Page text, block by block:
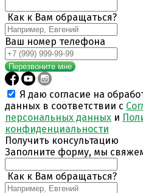
Как к Вам обращаться?
Ваш номер телефона
Перезвоните мне
Я даю согласие на
данных в соответствии с
персональных данных и
конфиденциальности
Получить консультацию
Заполните форму, мы
Как к Вам обращаться?